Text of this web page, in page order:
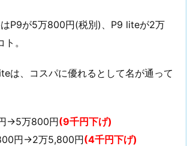
P9が5万800円(税別)、P9 liteが2万
。
は、コスパに優れるとして名が通って
→5万800円(9千円下げ)
円→2万5,800円(4千円下げ)